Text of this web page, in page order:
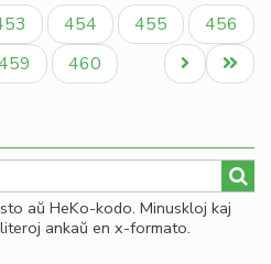
en
Paĝo
454 Paĝo
455 Paĝo
456
Paĝo
460
Last
page
Next
page
aŭ HeKo-kodo. Minuskloj kaj
ankaŭ en x-formato.